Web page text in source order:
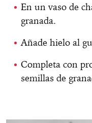
En un vaso de
granada.
Añade hielo al
Completa con
semillas de